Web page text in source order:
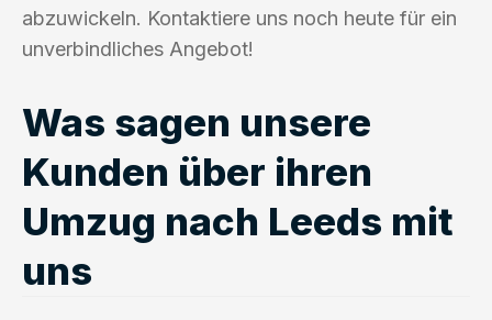
abzuwickeln. Kontaktiere uns noch heute für ein
unverbindliches Angebot!
Was sagen unsere
Kunden über ihren
Umzug nach Leeds mit
uns